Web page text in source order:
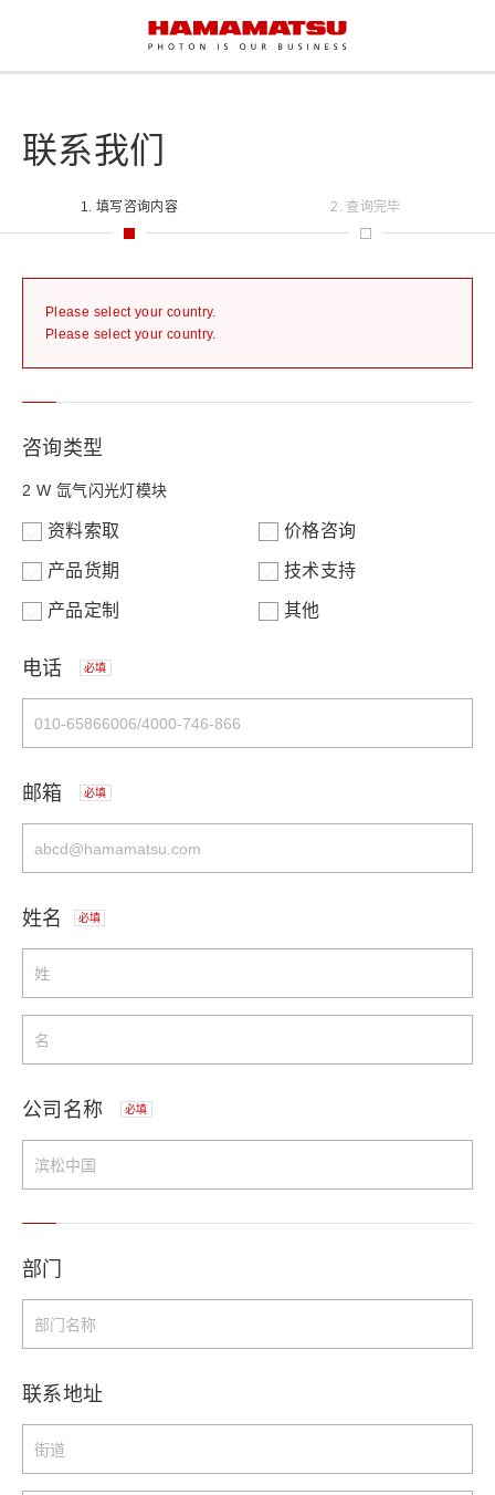
联系我们
1. 填写咨询内容 2. 查询完毕
Please select your country.
Please select your country.
咨询类型
2 W 氙气闪光灯模块
资料索取 价格咨询
产品货期 技术支持
产品定制 其他
电话 必填
邮箱 必填
姓名 必填
公司名称 必填
部门
联系地址